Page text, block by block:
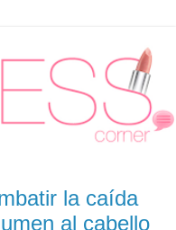
la caída
al cabello